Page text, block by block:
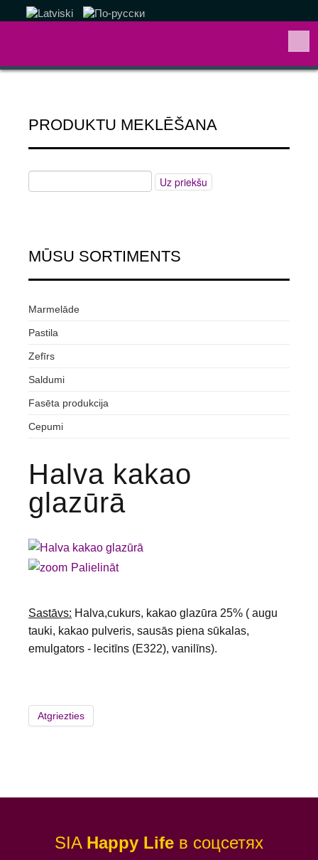
PRODUKTU MEKLĒŠANA
MŪSU SORTIMENTS
Marmelāde
Pastila
Zefīrs
Saldumi
Fasēta produkcija
Cepumi
Halva kakao
glazūrā
Palielināt
Sastāvs: Halva,cukurs, kakao glazūra 25% ( augu
tauki, kakao pulveris, sausās piena sūkalas,
emulgators - lecitīns (E322), vanilīns).
SIA Happy Life в соцсетях